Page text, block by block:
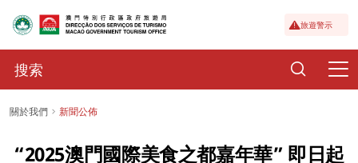
旅遊警示
關於我們 新聞公佈
“2025澳門國際美食之都嘉年華” 即日起